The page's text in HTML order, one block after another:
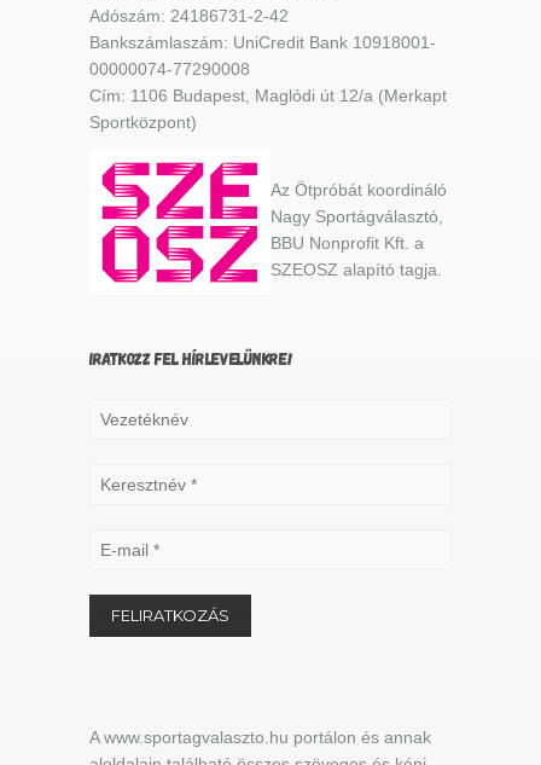
Adószám: 24186731-2-42
Bankszámlaszám: UniCredit Bank 10918001-
00000074-77290008
Cím: 1106 Budapest, Maglódi út 12/a (Merkapt
Sportközpont)
Az Ötpróbát koordináló
Nagy Sportágválasztó,
BBU Nonprofit Kft. a
SZEOSZ alapító tagja.
IRATKOZZ FEL HÍRLEVELÜNKRE!
A www.sportagvalaszto.hu portálon és annak